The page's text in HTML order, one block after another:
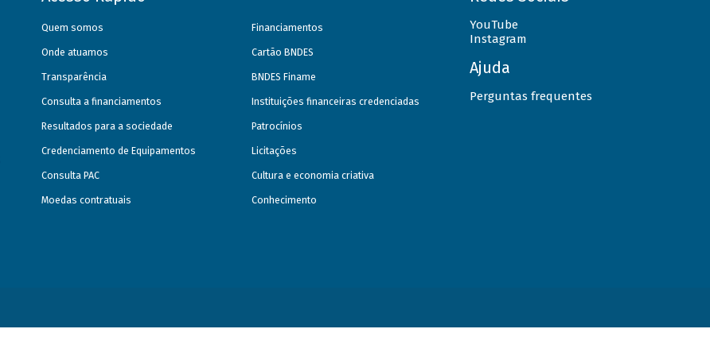
Quem somos
Onde atuamos
Transparência
Consulta a financiamentos
Resultados para a sociedade
Credenciamento de Equipamentos
Consulta PAC
Moedas contratuais
Financiamentos
Cartão BNDES
BNDES Finame
Instituições financeiras credenciadas
Patrocínios
Licitações
Cultura e economia criativa
Conhecimento
YouTube
Instagram
Ajuda
Perguntas frequentes